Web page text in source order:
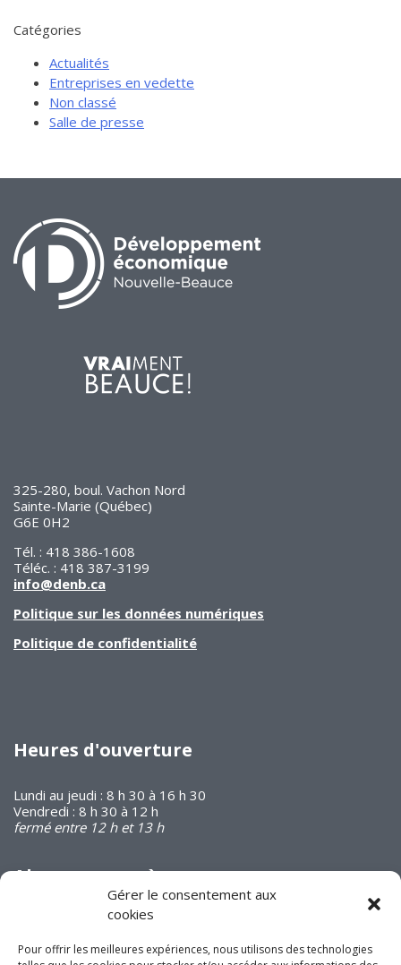
Gérer le consentement aux
cookies
Pour offrir les meilleures expériences, nous utilisons des technologies
Catégories
Actualités
Entreprises en vedette
Non classé
Salle de presse
325-280, boul. Vachon Nord
Sainte-Marie (Québec)
G6E 0H2
Tél. : 418 386-1608
Téléc. : 418 387-3199
info@denb.ca
Politique sur les données numériques
Politique de confidentialité
Heures d'ouverture
Lundi au jeudi : 8 h 30 à 16 h 30
Vendredi : 8 h 30 à 12 h
fermé entre 12 h et 13 h
Abonnez-vous à
notre infolettre